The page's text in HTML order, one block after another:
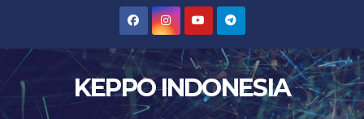
content
KEPPO INDONESIA